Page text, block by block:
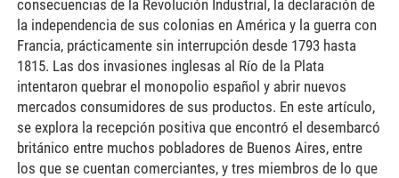
consecuencias de la Revolución Industrial, la declaración de
la independencia de sus colonias en América y la guerra con
Francia, prácticamente sin interrupción desde 1793 hasta
1815. Las dos invasiones inglesas al Río de la Plata
intentaron quebrar el monopolio español y abrir nuevos
mercados consumidores de sus productos. En este artículo,
se explora la recepción positiva que encontró el desembarcó
británico entre muchos pobladores de Buenos Aires, entre
los que se cuentan comerciantes, y tres miembros de lo que